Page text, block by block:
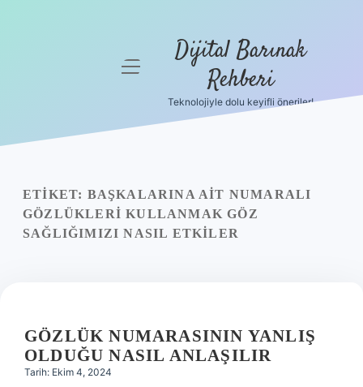
Yasal Uyarı
menüyü
Dijital Barınak
Rehberi
Teknolojiyle dolu keyifli öneriler!
ETIKET: BAŞKALARINA AIT NUMARALI
GÖZLÜKLERI KULLANMAK GÖZ
SAĞLIĞIMIZI NASIL ETKILER
GÖZLÜK NUMARASININ YANLIŞ
OLDUĞU NASIL ANLAŞILIR
Tarih: Ekim 4, 2024